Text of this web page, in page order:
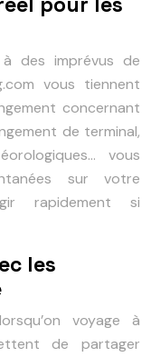
des imprévus de
vous tiennent
concernant
de terminal,
vous
sur votre
rapidement si
les
voyage à
de partager